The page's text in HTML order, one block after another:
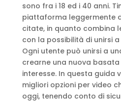
sono fra i 18 ed i 40 anni.
piattaforma leggermente
citate, in quanto combina
con la possibilità di unirsi
Ogni utente può unirsi a
crearne una nuova
interesse. In questa guida
migliori opzioni per video
oggi, tenendo conto di